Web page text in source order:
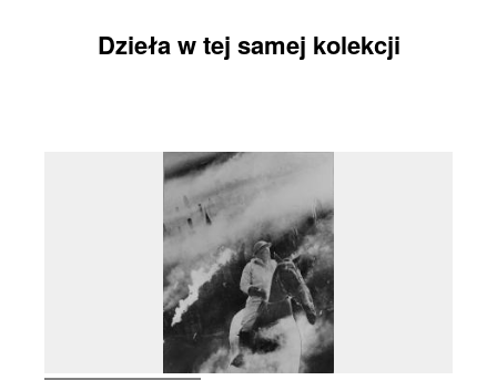
Dzieła w tej samej kolekcji